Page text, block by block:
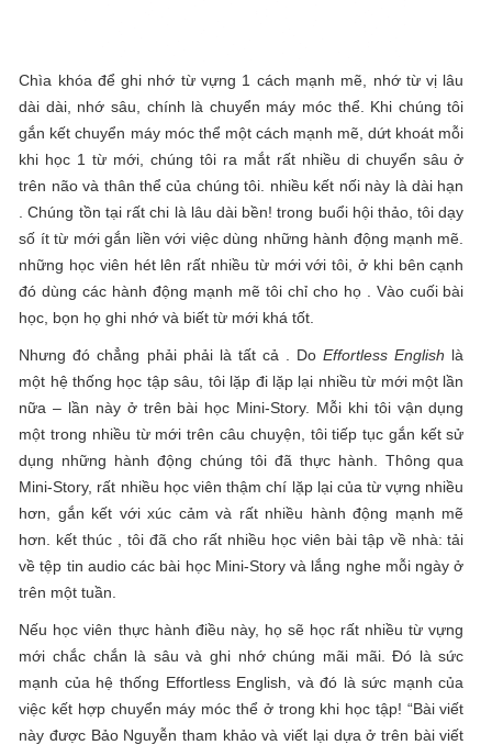
Chìa khóa để ghi nhớ từ vựng 1 cách mạnh mẽ, nhớ từ vị lâu
dài dài, nhớ sâu, chính là chuyển máy móc thể. Khi chúng tôi
gắn kết chuyển máy móc thể một cách mạnh mẽ, dứt khoát mỗi
khi học 1 từ mới, chúng tôi ra mắt rất nhiều di chuyển sâu ở
trên não và thân thể của chúng tôi. nhiều kết nối này là dài hạn
. Chúng tồn tại rất chi là lâu dài bền! trong buổi hội thảo, tôi dạy
số ít từ mới gắn liền với việc dùng những hành động mạnh mẽ.
những học viên hét lên rất nhiều từ mới với tôi, ở khi bên cạnh
đó dùng các hành động mạnh mẽ tôi chỉ cho họ . Vào cuối bài
học, bọn họ ghi nhớ và biết từ mới khá tốt.
Nhưng đó chẳng phải phải là tất cả . DoEffortless English là
một hệ thống học tập sâu, tôi lặp đi lặp lại nhiều từ mới một lần
nữa – lần này ở trên bài học Mini-Story. Mỗi khi tôi vận dụng
một trong nhiều từ mới trên câu chuyện, tôi tiếp tục gắn kết sử
dụng những hành động chúng tôi đã thực hành. Thông qua
Mini-Story, rất nhiều học viên thậm chí lặp lại của từ vựng nhiều
hơn, gắn kết với xúc cảm và rất nhiều hành động mạnh mẽ
hơn. kết thúc , tôi đã cho rất nhiều học viên bài tập về nhà: tải
về tệp tin audio các bài học Mini-Story và lắng nghe mỗi ngày ở
trên một tuần.
Nếu học viên thực hành điều này, họ sẽ học rất nhiều từ vựng
mới chắc chắn là sâu và ghi nhớ chúng mãi mãi. Đó là sức
mạnh của hệ thống Effortless English, và đó là sức mạnh của
việc kết hợp chuyển máy móc thể ở trong khi học tập! “Bài viết
này được Bảo Nguyễn tham khảo và viết lại dựa ở trên bài viết